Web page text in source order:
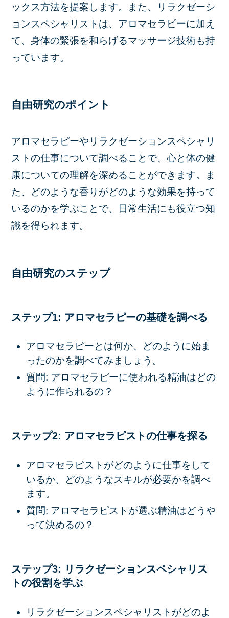
ックス方法を提案します。また、リラクゼーシ
ョンスペシャリストは、アロマセラピーに加え
て、身体の緊張を和らげるマッサージ技術も持
っています。
自由研究のポイント
アロマセラピーやリラクゼーションスペシャリ
ストの仕事について調べることで、心と体の健
康についての理解を深めることができます。ま
た、どのような香りがどのような効果を持って
いるのかを学ぶことで、日常生活にも役立つ知
識を得られます。
自由研究のステップ
ステップ1: アロマセラピーの基礎を調べる
アロマセラピーとは何か、どのように始ま
ったのかを調べてみましょう。
質問: アロマセラピーに使われる精油はどの
ように作られるの？
ステップ2: アロマセラピストの仕事を探る
アロマセラピストがどのように仕事をして
いるか、どのようなスキルが必要かを調べ
ます。
質問: アロマセラピストが選ぶ精油はどうや
って決めるの？
ステップ3: リラクゼーションスペシャリス
トの役割を学ぶ
リラクゼーションスペシャリストがどのよ